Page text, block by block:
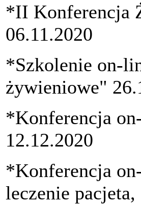
*II Konferencja
06.11.2020
*Szkolenie on-
żywieniowe"
*Konferencja
12.12.2020
*Konferencja
leczenie pacjeta,